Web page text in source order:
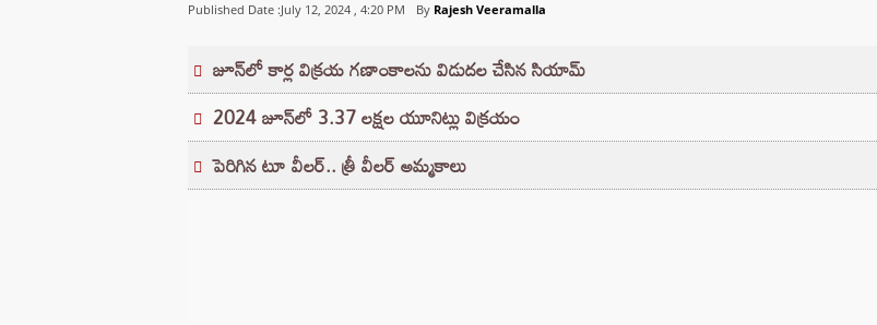
Published Date :July 12, 2024 , 4:20 PM By Rajesh Veeramalla
జూన్‌లో కార్ల విక్రయ గణాంకాలను విడుదల చేసిన సియామ్
2024 జూన్⁭లో 3.37 లక్షల యూనిట్లు విక్రయం
పెరిగిన టూ వీలర్.. త్రీ వీలర్ అమ్మకాలు